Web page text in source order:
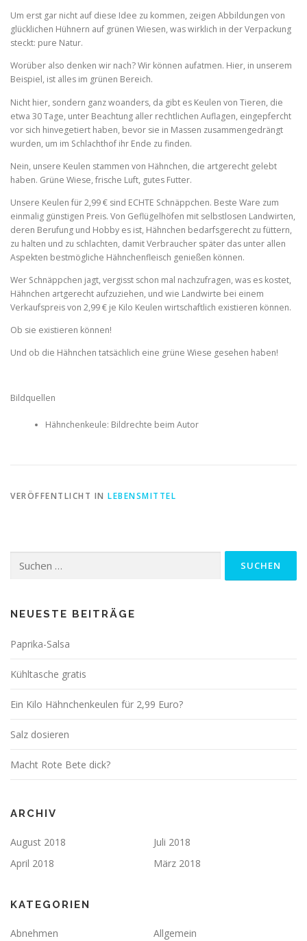
Um erst gar nicht auf diese Idee zu kommen, zeigen Abbildungen von
glücklichen Hühnern auf grünen Wiesen, was wirklich in der Verpackung
steckt: pure Natur.
Worüber also denken wir nach? Wir können aufatmen. Hier, in unserem
Beispiel, ist alles im grünen Bereich.
Nicht hier, sondern ganz woanders, da gibt es Keulen von Tieren, die
etwa 30 Tage, unter Beachtung aller rechtlichen Auflagen, eingepfercht
vor sich hinvegetiert haben, bevor sie in Massen zusammengedrängt
wurden, um im Schlachthof ihr Ende zu finden.
Nein, unsere Keulen stammen von Hähnchen, die artgerecht gelebt
haben. Grüne Wiese, frische Luft, gutes Futter.
Unsere Keulen für 2,99 € sind ECHTE Schnäppchen. Beste Ware zum
einmalig günstigen Preis. Von Geflügelhöfen mit selbstlosen Landwirten,
deren Berufung und Hobby es ist, Hähnchen bedarfsgerecht zu füttern,
zu halten und zu schlachten, damit Verbraucher später das unter allen
Aspekten bestmögliche Hähnchenfleisch genießen können.
Wer Schnäppchen jagt, vergisst schon mal nachzufragen, was es kostet,
Hähnchen artgerecht aufzuziehen, und wie Landwirte bei einem
Verkaufspreis von 2,99 € je Kilo Keulen wirtschaftlich existieren können.
Ob sie existieren können!
Und ob die Hähnchen tatsächlich eine grüne Wiese gesehen haben!
Bildquellen
Hähnchenkeule: Bildrechte beim Autor
VERÖFFENTLICHT IN LEBENSMITTEL
nach:
NEUESTE BEITRÄGE
Paprika-Salsa
Kühltasche gratis
Ein Kilo Hähnchenkeulen für 2,99 Euro?
Salz dosieren
Macht Rote Bete dick?
ARCHIV
August 2018
Juli 2018
April 2018
März 2018
KATEGORIEN
Abnehmen Allgemein